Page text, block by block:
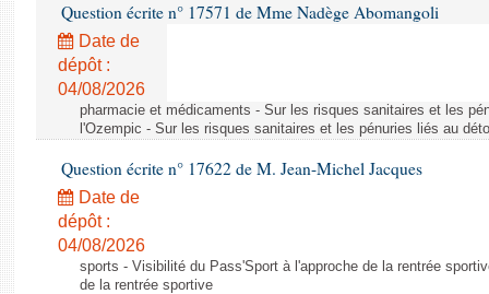
Question écrite n° 17571 de Mme Nadège Abomangoli
Date de
dépôt :
04/08/2026
pharmacie et médicaments - Sur les risques sanitaires et les
l'Ozempic - Sur les risques sanitaires et les pénuries liés au
Question écrite n° 17622 de M. Jean-Michel Jacques
Date de
dépôt :
04/08/2026
sports - Visibilité du Pass'Sport à l'approche de la rentrée
de la rentrée sportive